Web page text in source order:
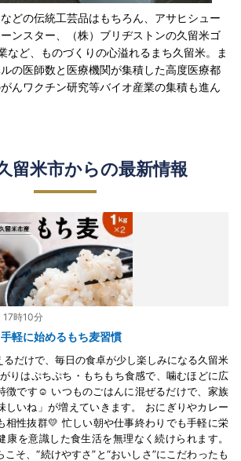
どの伝統工芸品はもちろん、アサヒシュー
ンスター、（株）ブリヂストンの久留米ゴ
など、ものづくりの心溢れるまち久留米。ま
の医師数と医療機関が集積した高度医療都
んワクチン研究等バイオ産業の集積も進ん
留米市からの最新情報
17時10分
軽に始めるもち麦習慣
だけで、毎日の食卓が少し楽しみになる久留米
りはぷちぷち・もちもち食感で、噛むほどに広
徴です☺ いつものごはんに混ぜるだけで、家族
しいね」が増えていきます。 おにぎりやカレー
相性抜群💛 忙しい朝や仕事終わりでも手軽に栄
康を意識した食生活を無理なく続けられます。
そ、“続けやすさ”と“おいしさ”にこだわったも